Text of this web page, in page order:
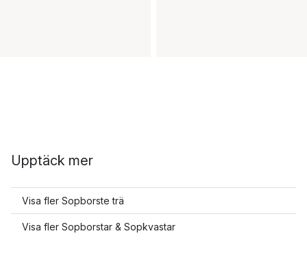
Upptäck mer
Visa fler Sopborste trä
Visa fler Sopborstar & Sopkvastar